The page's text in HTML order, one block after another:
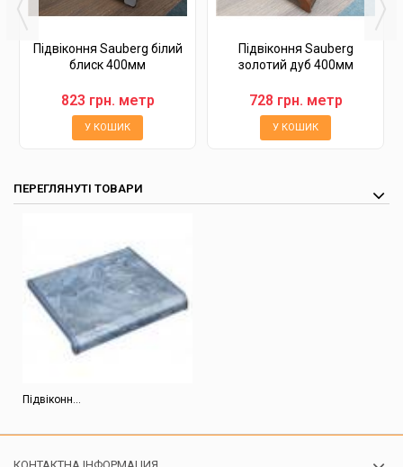
Підвіконня Sauberg білий
блиск 400мм
823 грн. метр
У КОШИК
Підвіконня Sauberg
золотий дуб 400мм
728 грн. метр
У КОШИК
ПЕРЕГЛЯНУТІ ТОВАРИ
Підвіконн...